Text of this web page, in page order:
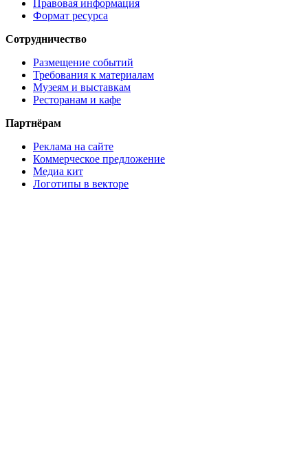
Правовая информация
Формат ресурса
Сотрудничество
Размещение событий
Требования к материалам
Музеям и выставкам
Ресторанам и кафе
Партнёрам
Реклама на сайте
Коммерческое предложение
Медиа кит
Логотипы в векторе